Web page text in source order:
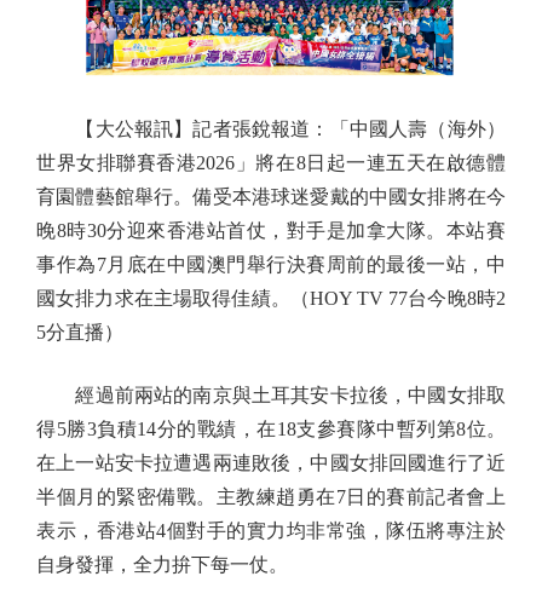
【大公報訊】記者張銳報道：「中國人壽（海外）
世界女排聯賽香港2026」將在8日起一連五天在啟德體
育園體藝館舉行。備受本港球迷愛戴的中國女排將在今
晚8時30分迎來香港站首仗，對手是加拿大隊。本站賽
事作為7月底在中國澳門舉行決賽周前的最後一站，中
國女排力求在主場取得佳績。（HOY TV 77台今晚8時2
5分直播）
經過前兩站的南京與土耳其安卡拉後，中國女排取
得5勝3負積14分的戰績，在18支參賽隊中暫列第8位。
在上一站安卡拉遭遇兩連敗後，中國女排回國進行了近
半個月的緊密備戰。主教練趙勇在7日的賽前記者會上
表示，香港站4個對手的實力均非常強，隊伍將專注於
自身發揮，全力拚下每一仗。